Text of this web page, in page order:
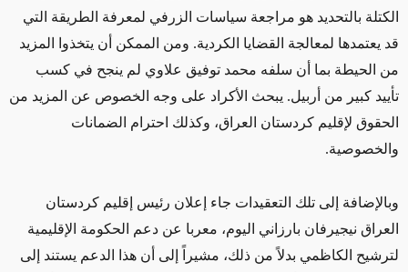
الكتلة بالتحديد هو مراجعة سياسات الزرفي لمعرفة الطريقة التي
قد يعتمدها لمعالجة القضايا الكردية. ومن الممكن أن يتخذوا المزيد
من الحيطة بما أن سلفه محمد توفيق علاوي لم ينجح في كسب
تأييد كبير من أربيل. يبحث الأكراد على وجه الخصوص عن المزيد من
الحقوق لإقليم كردستان العراق، وكذلك احترام الضمانات
والخصوصية.
وبالإضافة إلى تلك التعقيدات جاء إعلان رئيس إقليم كردستان
العراق نيجيرفان بارزاني اليوم، معربا عن دعم الحكومة الإقليمية
لترشيح الكاظمي بدلاً من ذلك، مشيراً إلى أن هذا الدعم يستند إلى